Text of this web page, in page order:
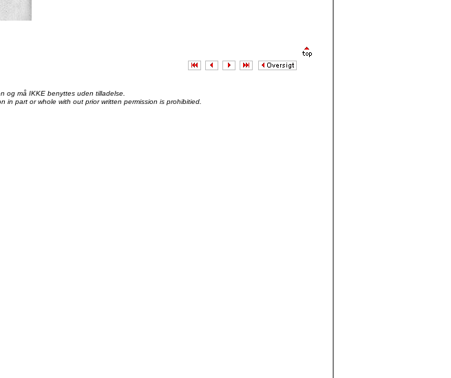
og må IKKE benyttes uden tilladelse.
part or whole with out prior written permission is prohibitied.